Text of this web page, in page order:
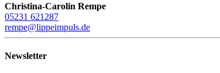
Christina-Carolin Rempe
05231 621287
rempe@lippeimpuls.de
Newsletter